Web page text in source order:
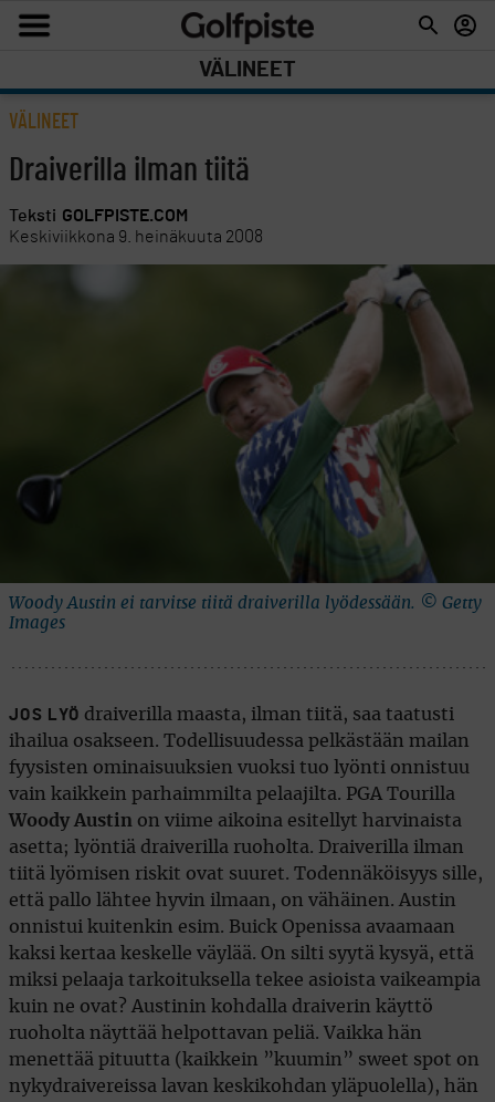
VÄLINEET
VÄLINEET
Draiverilla ilman tiitä
Teksti GOLFPISTE.COM
Keskiviikkona 9. heinäkuuta 2008
Woody Austin ei tarvitse tiitä draiverilla lyödessään. © Getty
Images
JOS LYÖ draiverilla maasta, ilman tiitä, saa taatusti
ihailua osakseen. Todellisuudessa pelkästään mailan
fyysisten ominaisuuksien vuoksi tuo lyönti onnistuu
vain kaikkein parhaimmilta pelaajilta. PGA Tourilla
Woody Austin on viime aikoina esitellyt harvinaista
asetta; lyöntiä draiverilla ruoholta. Draiverilla ilman
tiitä lyömisen riskit ovat suuret. Todennäköisyys sille,
että pallo lähtee hyvin ilmaan, on vähäinen. Austin
onnistui kuitenkin esim. Buick Openissa avaamaan
kaksi kertaa keskelle väylää. On silti syytä kysyä, että
miksi pelaaja tarkoituksella tekee asioista vaikeampia
kuin ne ovat? Austinin kohdalla draiverin käyttö
ruoholta näyttää helpottavan peliä. Vaikka hän
menettää pituutta (kaikkein ”kuumin” sweet spot on
nykydraivereissa lavan keskikohdan yläpuolella), hän